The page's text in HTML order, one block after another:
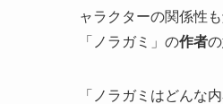
ャラクターの関係性
「ノラガミ」の作者
「ノラガミはどんな